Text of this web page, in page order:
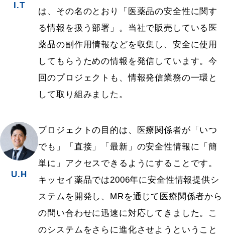
I.T
は、その名のとおり「医薬品の安全性に関す
る情報を扱う部署」。当社で販売している医
薬品の副作用情報などを収集し、安全に使用
してもらうための情報を発信しています。今
回のプロジェクトも、情報発信業務の一環と
して取り組みました。
U.H
プロジェクトの目的は、医療関係者が「いつ
でも」「直接」「最新」の安全性情報に「簡
単に」アクセスできるようにすることです。
キッセイ薬品では2006年に安全性情報提供シ
ステムを開発し、MRを通じて医療関係者から
の問い合わせに迅速に対応してきました。こ
のシステムをさらに進化させようということ